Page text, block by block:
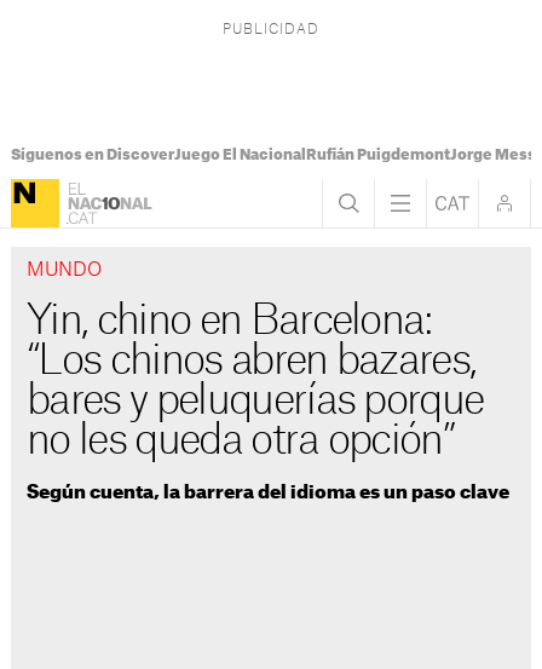
Síguenos en DiscoverJuego El Nacional Rufián PuigdemontJorge Messi
MUNDO
Yin, chino en Barcelona:
“Los chinos abren bazares,
bares y peluquerías porque
no les queda otra opción”
Según cuenta, la barrera del idioma es un paso clave